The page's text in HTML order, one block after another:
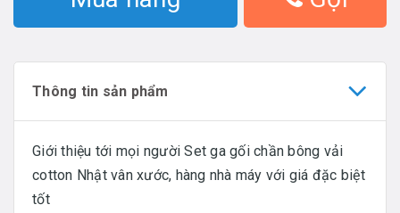
Thông tin sản phẩm
Giới thiệu tới mọi người Set ga gối chần bông vải
cotton Nhật vân xước, hàng nhà máy với giá đặc biệt
tốt